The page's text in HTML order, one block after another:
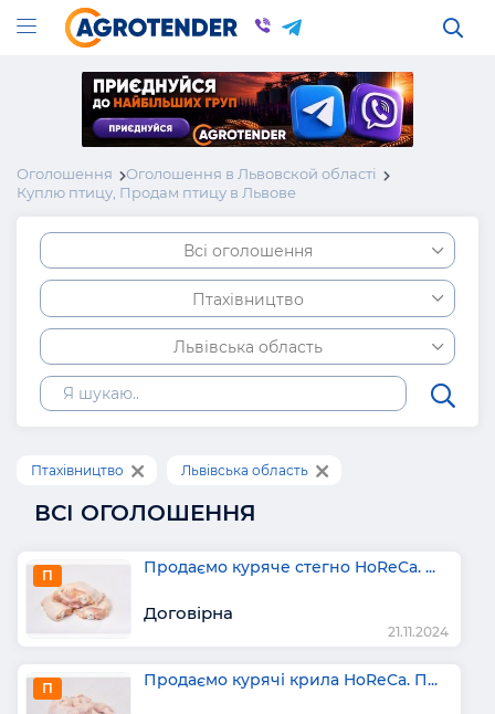
Оголошення
Оголошення в Львовской області
Куплю птицу, Продам птицу в Львове
Всі оголошення
Птахівництво
Львівська область
Птахівництво Львівська область
ВСІ ОГОЛОШЕННЯ
П Продаємо куряче стегно HoReCa. ...
Договірна
21.11.2024
П Продаємо курячі крила HoReCa. П...